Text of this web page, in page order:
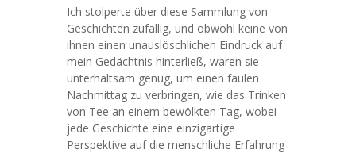
Ich stolperte über diese Sammlung von
Geschichten zufällig, und obwohl keine von
ihnen einen unauslöschlichen Eindruck auf
mein Gedächtnis hinterließ, waren sie
unterhaltsam genug, um einen faulen
Nachmittag zu verbringen, wie das Trinken
von Tee an einem bewölkten Tag, wobei
jede Geschichte eine einzigartige
Perspektive auf die menschliche Erfahrung